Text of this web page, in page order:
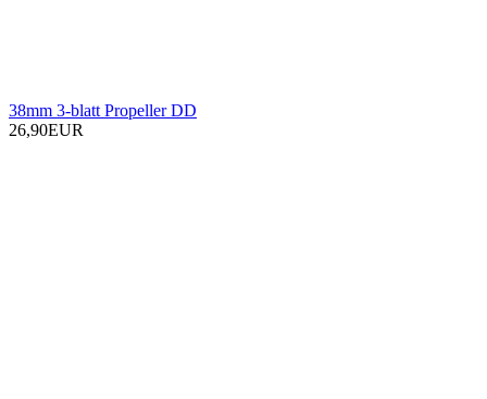
38mm 3-blatt Propeller DD
26,90EUR